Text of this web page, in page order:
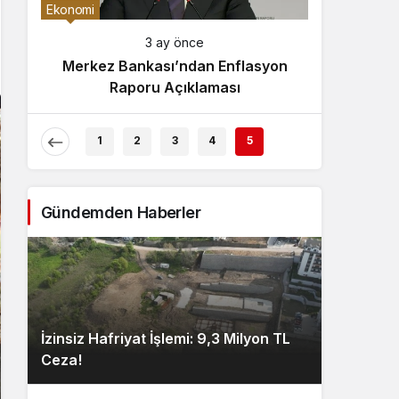
Gece Modu
Gece modunu seçin.
Sistem Modu
Sistem modunu seçin.
Ekonomi
3 ay önce
Merkez Bankası’ndan Enflasyon
Raporu Açıklaması
1 2 3 4 5
Gündemden Haberler
İzinsiz Hafriyat İşlemi: 9,3 Milyon TL
Ceza!